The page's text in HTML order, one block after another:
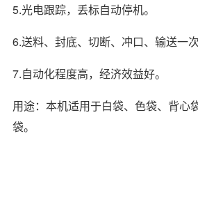
5.光电跟踪，丢标自动停机。
6.送料、封底、切断、冲口、输送一次
7.自动化程度高，经济效益好。
用途：本机适用于白袋、色袋、背心
袋。